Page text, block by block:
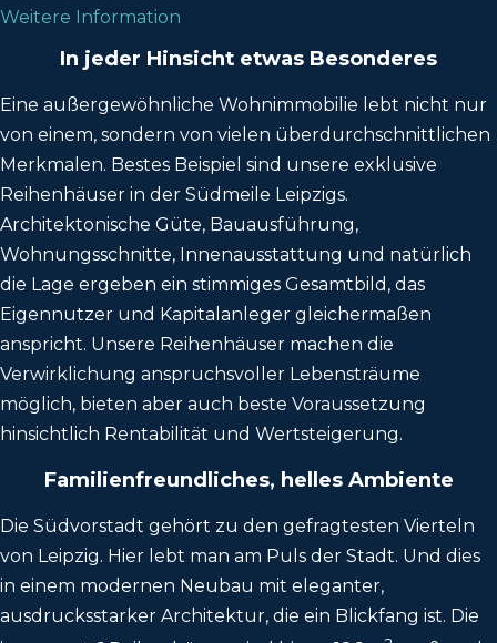
Weitere Information
In jeder Hinsicht etwas Besonderes
Eine außergewöhnliche Wohnimmobilie lebt nicht nur
von einem, sondern von vielen überdurchschnittlichen
Merkmalen. Bestes Beispiel sind unsere exklusive
Reihenhäuser in der Südmeile Leipzigs.
Architektonische Güte, Bauausführung,
Wohnungsschnitte, Innenausstattung und natürlich
die Lage ergeben ein stimmiges Gesamtbild, das
Eigennutzer und Kapitalanleger gleichermaßen
anspricht. Unsere Reihenhäuser machen die
Verwirklichung anspruchsvoller Lebensträume
möglich, bieten aber auch beste Voraussetzung
hinsichtlich Rentabilität und Wertsteigerung.
Familienfreundliches, helles Ambiente
Die Südvorstadt gehört zu den gefragtesten Vierteln
von Leipzig. Hier lebt man am Puls der Stadt. Und dies
in einem modernen Neubau mit eleganter,
ausdrucksstarker Architektur, die ein Blickfang ist. Die